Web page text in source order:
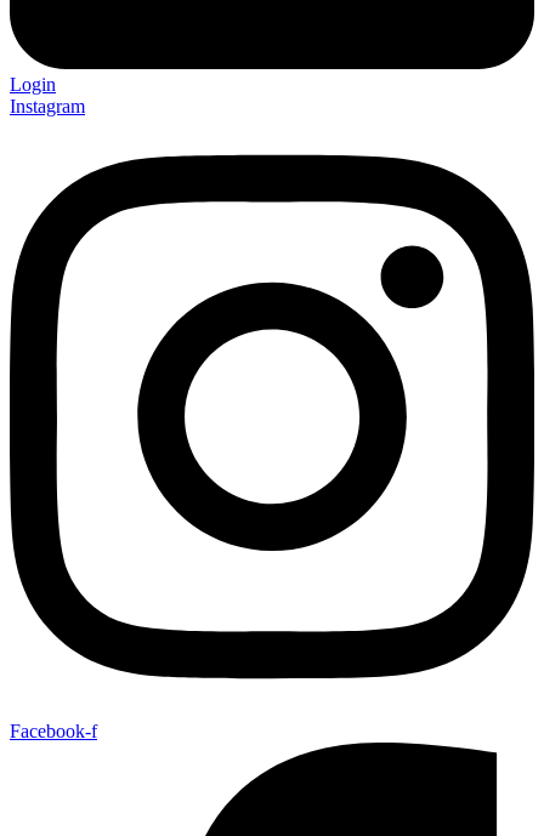
Login
Instagram
Facebook-f